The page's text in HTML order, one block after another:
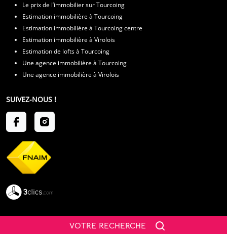
VOTRE RECHERCHE
Le prix de l’immobilier sur Tourcoing
Estimation immobilière à Tourcoing
Estimation immobilière à Tourcoing centre
Estimation immobilière à Virolois
Estimation de lofts à Tourcoing
Une agence immobilière à Tourcoing
Une agence immobilière à Virolois
SUIVEZ-NOUS !